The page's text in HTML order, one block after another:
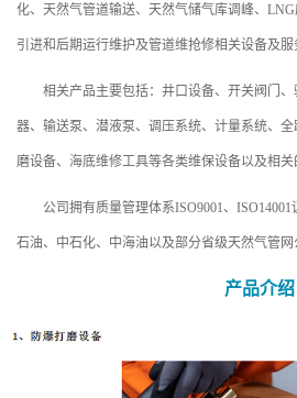
化、天然气管道输送、天然气储气库调峰、
引进和后期运行维护及管道维抢修相关设备及服
相关产品主要包括：井口设备、开关阀门
器、输送泵、潜液泵、调压系统、计量系统、
磨设备、海底维修工具等各类维保设备以及相关
公司拥有质量管理体系ISO9001、
石油、中石化、中海油以及部分省级天然气管网
产品介绍